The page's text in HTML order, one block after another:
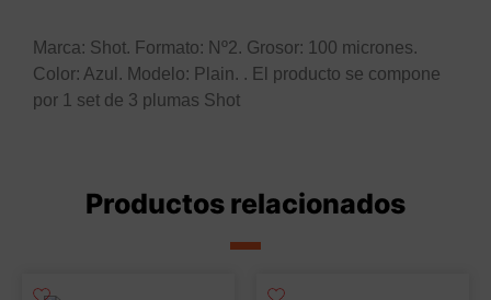
Marca: Shot. Formato: Nº2. Grosor: 100 micrones.
Color: Azul. Modelo: Plain. . El producto se compone
por 1 set de 3 plumas Shot
Productos relacionados